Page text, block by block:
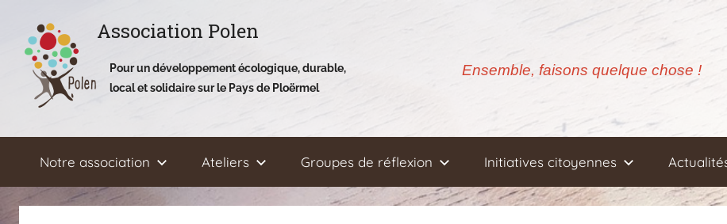
contenu
Association Polen
Pour un développement écologique, durable,
local et solidaire sur le Pays de Ploërmel
Ensemble, faisons quelque chose !
Notre association Ateliers Groupes de réflexion Initiatives citoyennes